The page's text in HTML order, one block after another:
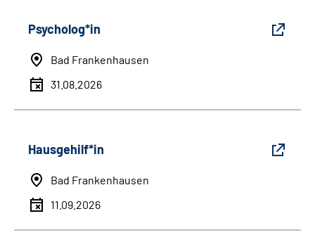
Psycholog*in
Bad Frankenhausen
31.08.2026
Hausgehilf*in
Bad Frankenhausen
11.09.2026